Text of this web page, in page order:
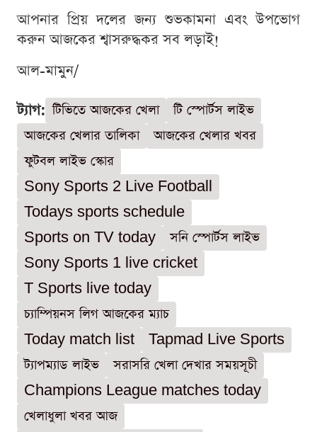
আপনার প্রিয় দলের জন্য শুভকামনা এবং উপভোগ
করুন আজকের শ্বাসরুদ্ধকর সব লড়াই!
আল-মামুন/
ট্যাগ: টিভিতে আজকের খেলা
টি স্পোর্টস লাইভ
আজকের খেলার তালিকা
আজকের খেলার খবর
ফুটবল লাইভ স্কোর
Sony Sports 2 Live Football
Todays sports schedule
Sports on TV today
সনি স্পোর্টস লাইভ
Sony Sports 1 live cricket
T Sports live today
চ্যাম্পিয়নস লিগ আজকের ম্যাচ
Today match list
Tapmad Live Sports
ট্যাপম্যাড লাইভ
সরাসরি খেলা দেখার সময়সূচী
Champions League matches today
খেলাধুলা খবর আজ